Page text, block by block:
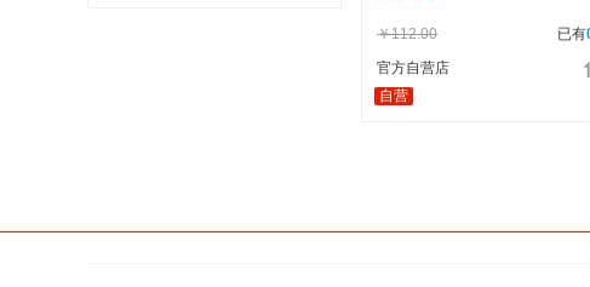
￥112.00 已有
官方自营店
自营